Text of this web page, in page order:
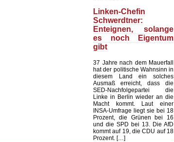
Linken-Chefin
Schwerdtner:
Enteignen, solange
es noch Eigentum
gibt
37 Jahre nach dem Mauerfall
hat der politische Wahnsinn in
diesem Land ein solches
Ausmaß erreicht, dass die
SED-Nachfolgepartei die
Linke in Berlin wieder an die
Macht kommt. Laut einer
INSA-Umfrage liegt sie bei 18
Prozent, die Grünen bei 16
und die SPD bei 13. Die AfD
kommt auf 19, die CDU auf 18
Prozent. […]